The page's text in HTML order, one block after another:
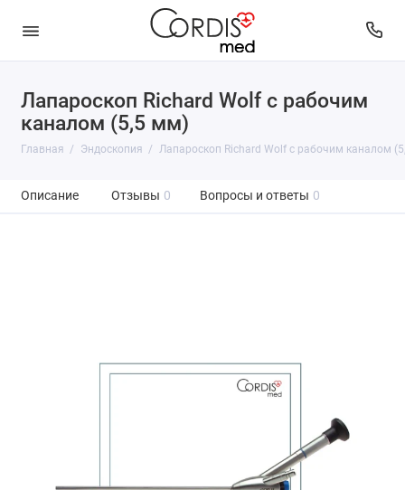
Лапароскоп Richard Wolf с рабочим
каналом (5,5 мм)
Главная Эндоскопия Лапароскоп Richard Wolf с рабочим каналом
Описание Отзывы 0 Вопросы и ответы 0